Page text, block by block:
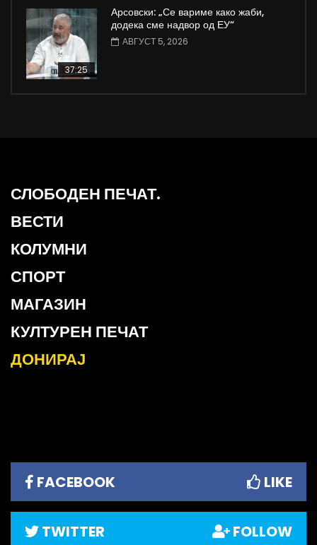
37:25
Арсовски: „Се вариме како жаби,
додека сме надвор од ЕУ“
АВГУСТ 5, 2026
СЛОБОДЕН ПЕЧАТ.
ВЕСТИ
КОЛУМНИ
СПОРТ
МАГАЗИН
КУЛТУРЕН ПЕЧАТ
ДОНИРАЈ
FACEBOOK LIKE
TWITTER FOLLOW